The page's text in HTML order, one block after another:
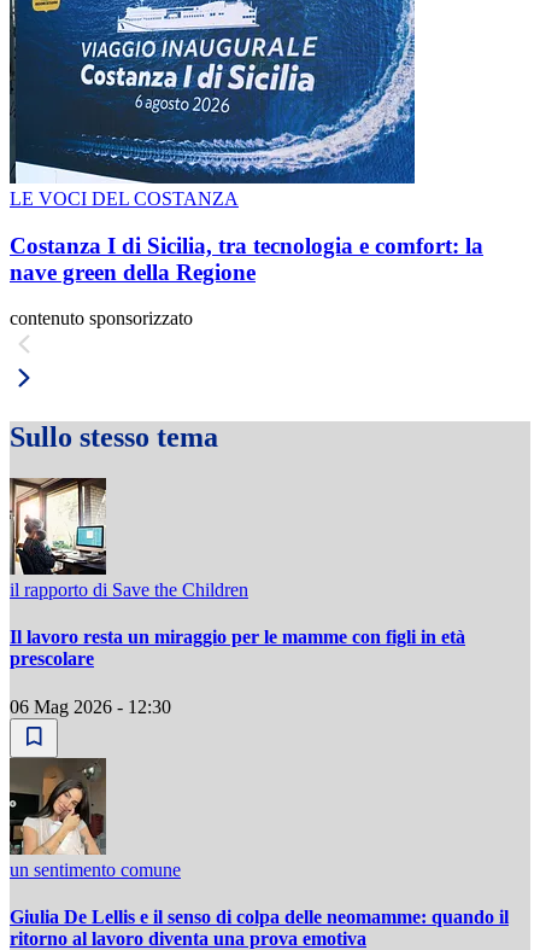
LE VOCI DEL COSTANZA
Costanza I di Sicilia, tra tecnologia e comfort: la
nave green della Regione
contenuto sponsorizzato
Sullo stesso tema
il rapporto di Save the Children
Il lavoro resta un miraggio per le mamme con figli in età
prescolare
06 Mag 2026 - 12:30
un sentimento comune
Giulia De Lellis e il senso di colpa delle neomamme: quando il
ritorno al lavoro diventa una prova emotiva